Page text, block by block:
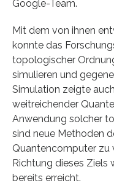
Google-Team.
Mit dem von ihnen
konnte das
topologischer
simulieren und
Simulation zeigte
weitreichender
Anwendung solcher
sind neue Methoden
Quantencomputer zu
Richtung dieses Ziels
bereits erreicht.